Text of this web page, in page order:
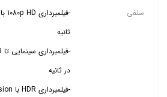
سلفی
ثانیه
در ثانیه